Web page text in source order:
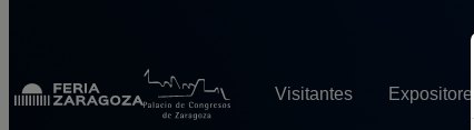
Visitantes Expositores